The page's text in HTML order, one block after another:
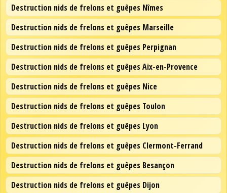
Destruction nids de frelons et guêpes Nîmes
Destruction nids de frelons et guêpes Marseille
Destruction nids de frelons et guêpes Perpignan
Destruction nids de frelons et guêpes Aix-en-Provence
Destruction nids de frelons et guêpes Nice
Destruction nids de frelons et guêpes Toulon
Destruction nids de frelons et guêpes Lyon
Destruction nids de frelons et guêpes Clermont-Ferrand
Destruction nids de frelons et guêpes Besançon
Destruction nids de frelons et guêpes Dijon